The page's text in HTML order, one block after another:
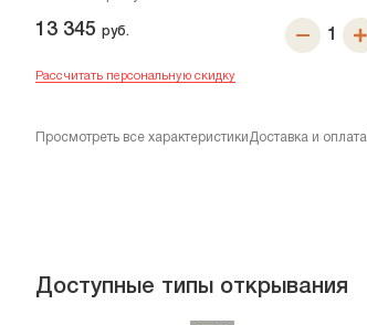
13 345 руб.
Рассчитать персональную скидку
Просмотреть все характеристики Доставка и оплата
Доступные типы открывания